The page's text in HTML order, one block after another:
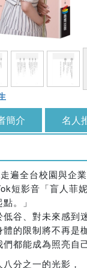
簡介 名人
遍全台校園與企業
短影音「盲人菲
。」
谷、對未來感到
體的限制將不再
都能成為照亮自
分之一的光影，